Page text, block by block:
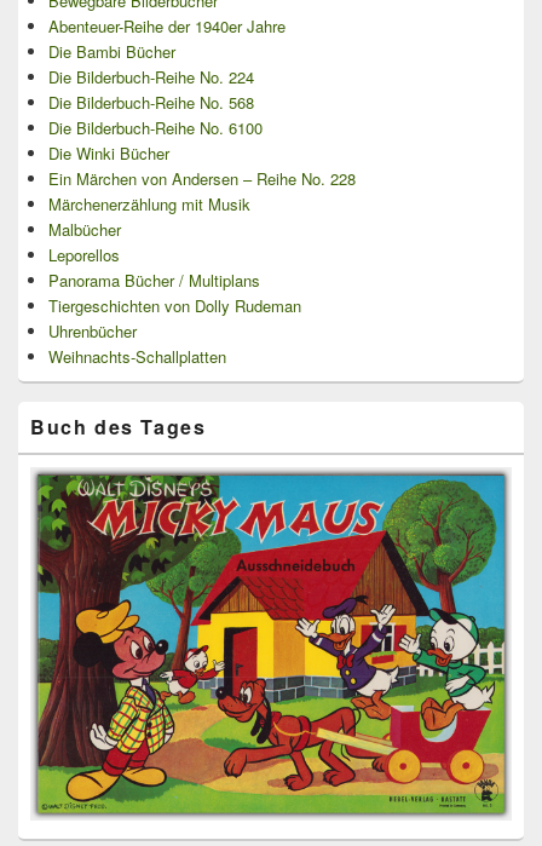
Abenteuer-Reihe der 1940er Jahre
Die Bambi Bücher
Die Bilderbuch-Reihe No. 224
Die Bilderbuch-Reihe No. 568
Die Bilderbuch-Reihe No. 6100
Die Winki Bücher
Ein Märchen von Andersen – Reihe No. 228
Märchenerzählung mit Musik
Malbücher
Leporellos
Panorama Bücher / Multiplans
Tiergeschichten von Dolly Rudeman
Uhrenbücher
Weihnachts-Schallplatten
Buch des Tages